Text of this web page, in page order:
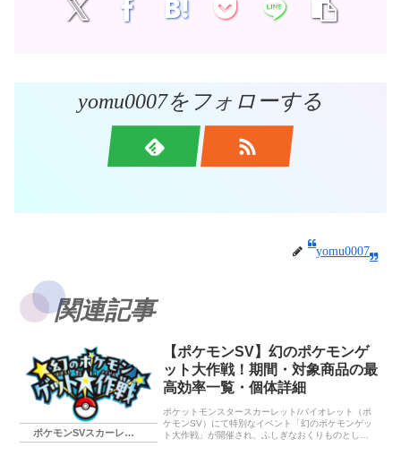
yomu0007をフォローする
yomu0007
関連記事
ポケモンSVスカーレット・バイオレット
【ポケモンSV】幻のポケモンゲ
ット大作戦！期間・対象商品の最
高効率一覧・個体詳細
ポケットモンスタースカーレット/バイオレット（ポ
ケモンSV）にて特別なイベント「幻のポケモンゲッ
ト大作戦」が開催され、ふしぎなおくりものとして